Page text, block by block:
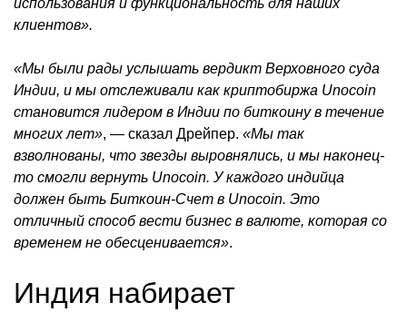
использования и функциональность для наших
клиентов».
«Мы были рады услышать вердикт Верховного суда
Индии, и мы отслеживали как криптобиржа Unocoin
становится лидером в Индии по биткоину в течение
многих лет», — сказал Дрейпер. «Мы так
взволнованы, что звезды выровнялись, и мы наконец-
то смогли вернуть Unocoin. У каждого индийца
должен быть Биткоин-Счет в Unocoin. Это
отличный способ вести бизнес в валюте, которая со
временем не обесценивается».
Индия набирает